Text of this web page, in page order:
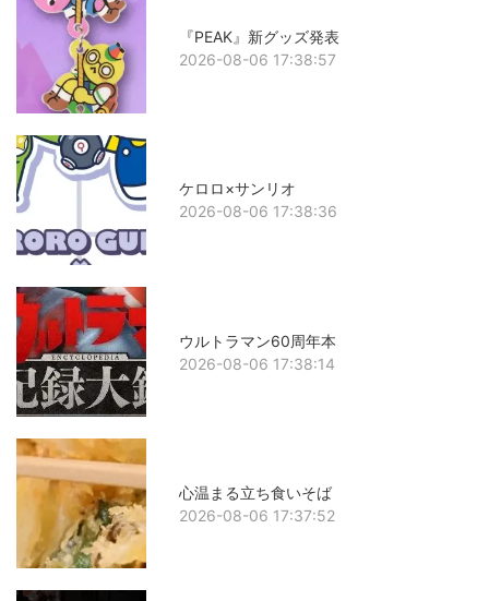
『PEAK』新グッズ発表
2026-08-06 17:38:57
ケロロ×サンリオ
2026-08-06 17:38:36
ウルトラマン60周年本
2026-08-06 17:38:14
心温まる立ち食いそば
2026-08-06 17:37:52